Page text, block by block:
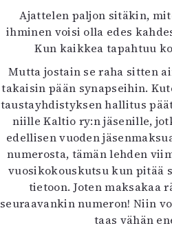
Ajattelen paljon sitäkin,
ihminen voisi olla edes
Kun kaikkea tapahtuu
Mutta jostain se raha sitten
takaisin pään synapseihin.
taustayhdistyksen hallitus
niille Kaltio ry:n jäsenille,
edellisen vuoden
numerosta, tämän lehden
vuosikokouskutsu kun pitää
tietoon. Joten maksakaa
seuraavankin numeron! Niin
taas vähän